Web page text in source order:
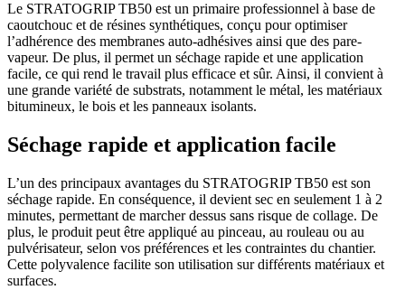
Le STRATOGRIP TB50 est un primaire professionnel à base de
caoutchouc et de résines synthétiques, conçu pour optimiser
l’adhérence des membranes auto-adhésives ainsi que des pare-
vapeur. De plus, il permet un séchage rapide et une application
facile, ce qui rend le travail plus efficace et sûr. Ainsi, il convient à
une grande variété de substrats, notamment le métal, les matériaux
bitumineux, le bois et les panneaux isolants.
Séchage rapide et application facile
L’un des principaux avantages du STRATOGRIP TB50 est son
séchage rapide. En conséquence, il devient sec en seulement 1 à 2
minutes, permettant de marcher dessus sans risque de collage. De
plus, le produit peut être appliqué au pinceau, au rouleau ou au
pulvérisateur, selon vos préférences et les contraintes du chantier.
Cette polyvalence facilite son utilisation sur différents matériaux et
surfaces.